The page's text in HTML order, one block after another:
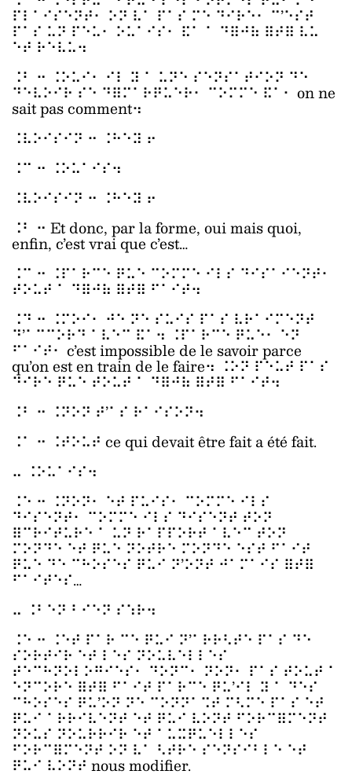
⠏⠇⠁⠊⠎⠑⠝⠞⠂ ⠕⠝ ⠧⠁ ⠏⠁⠎ ⠍⠑ ⠙⠊⠗⠑⠂ ⠉’⠑⠎⠞
⠏⠁⠎ ⠥⠝ ⠏⠑⠥⠂ ⠕⠥⠁⠊⠎⠂ ⠯⠁ ⠁ ⠙⠿⠚⠷ ⠿⠞⠿ ⠧⠥
⠑⠞ ⠗⠑⠧⠥⠲
⠨⠃ ⠒ ⠨⠕⠥⠊⠂ ⠊⠇ ⠽ ⠁ ⠥⠝⠑ ⠎⠑⠝⠎⠁⠞⠊⠕⠝ ⠙⠑
⠙⠑⠧⠕⠊⠗ ⠎⠑ ⠙⠿⠍⠁⠗⠟⠥⠑⠗⠂ ⠉⠕⠍⠍⠑ ⠯⠁⠂ on ne
sait pas comment⠲
⠨⠧⠕⠊⠎⠊⠝ ⠒ ⠨⠓⠑⠽ ⠖
⠨⠉ ⠒ ⠨⠕⠥⠁⠊⠎⠲
⠨⠧⠕⠊⠎⠊⠝ ⠒ ⠨⠓⠑⠽ ⠖
⠨⠃ ⠒ Et donc, par la forme, oui mais quoi,
enfin, c’est vrai que c’est…
⠨⠉ ⠒ ⠨⠏⠁⠗⠉⠑ ⠟⠥⠑ ⠉⠕⠍⠍⠑ ⠊⠇⠎ ⠙⠊⠎⠁⠊⠑⠝⠞⠂
⠞⠕⠥⠞ ⠁ ⠙⠿⠚⠷ ⠿⠞⠿ ⠋⠁⠊⠞⠲
⠨⠙ ⠒ ⠨⠍⠕⠊⠂ ⠚⠑ ⠝⠑ ⠎⠥⠊⠎ ⠏⠁⠎ ⠧⠗⠁⠊⠍⠑⠝⠞
⠙’⠁⠉⠉⠕⠗⠙ ⠁⠧⠑⠉ ⠯⠁⠲ ⠨⠏⠁⠗⠉⠑ ⠟⠥⠑⠂ ⠑⠝
⠋⠁⠊⠞⠂ c’est impossible de le savoir parce
qu’on est en train de le faire⠲ ⠨⠕⠝ ⠏⠑⠥⠞ ⠏⠁⠎
⠙⠊⠗⠑ ⠟⠥⠑ ⠞⠕⠥⠞ ⠁ ⠙⠿⠚⠷ ⠿⠞⠿ ⠋⠁⠊⠞⠲
⠨⠃ ⠒ ⠨⠝⠕⠝ ⠞’⠁⠎ ⠗⠁⠊⠎⠕⠝⠲
⠨⠁ ⠒ ⠨⠞⠕⠥⠞ ce qui devait être fait a été fait.
⠤ ⠨⠕⠥⠁⠊⠎⠲
⠨⠑ ⠒ ⠨⠝⠕⠝⠂ ⠑⠞ ⠏⠥⠊⠎⠂ ⠉⠕⠍⠍⠑ ⠊⠇⠎
⠙⠊⠎⠑⠝⠞⠂ ⠉⠕⠍⠍⠑ ⠊⠇⠎ ⠙⠊⠎⠑⠝⠞ ⠞⠕⠝
⠿⠉⠗⠊⠞⠥⠗⠑ ⠁ ⠥⠝ ⠗⠁⠏⠏⠕⠗⠞ ⠁⠧⠑⠉ ⠞⠕⠝
⠍⠕⠝⠙⠑ ⠑⠞ ⠟⠥⠑ ⠝⠕⠞⠗⠑ ⠍⠕⠝⠙⠑ ⠑⠎⠞ ⠋⠁⠊⠞
⠟⠥⠑ ⠙⠑ ⠉⠓⠕⠎⠑⠎ ⠟⠥⠊ ⠝’⠕⠝⠞ ⠚⠁⠍⠁⠊⠎ ⠿⠞⠿
⠋⠁⠊⠞⠑⠎…
⠤ ⠨⠃⠑⠝ ⠃⠊⠑⠝ ⠎⠱⠗⠲
⠨⠑ ⠒ ⠨⠑⠞ ⠏⠁⠗ ⠉⠑ ⠟⠥⠊ ⠝’⠁⠗⠗⠣⠞⠑ ⠏⠁⠎ ⠙⠑
⠎⠕⠗⠞⠊⠗ ⠑⠞ ⠇⠑⠎ ⠝⠕⠥⠧⠑⠇⠇⠑⠎
⠞⠑⠉⠓⠝⠕⠇⠕⠛⠊⠑⠎⠂ ⠙⠕⠝⠉⠂ ⠝⠕⠝⠂ ⠏⠁⠎ ⠞⠕⠥⠞ ⠁
⠑⠝⠉⠕⠗⠑ ⠿⠞⠿ ⠋⠁⠊⠞ ⠏⠁⠗⠉⠑ ⠟⠥’⠊⠇ ⠽ ⠁ ⠙⠑⠎
⠉⠓⠕⠎⠑⠎ ⠟⠥’⠕⠝ ⠝⠑ ⠉⠕⠝⠝⠁⠩⠞ ⠍⠣⠍⠑ ⠏⠁⠎ ⠑⠞
⠟⠥⠊ ⠁⠗⠗⠊⠧⠑⠝⠞ ⠑⠞ ⠟⠥⠊ ⠧⠕⠝⠞ ⠋⠕⠗⠉⠿⠍⠑⠝⠞
⠝⠕⠥⠎ ⠝⠕⠥⠗⠗⠊⠗ ⠑⠞ ⠁⠥⠭⠟⠥⠑⠇⠇⠑⠎
⠋⠕⠗⠉⠿⠍⠑⠝⠞ ⠕⠝ ⠧⠁ ⠣⠞⠗⠑ ⠎⠑⠝⠎⠊⠃⠇⠑ ⠑⠞
⠟⠥⠊ ⠧⠕⠝⠞ nous modifier.